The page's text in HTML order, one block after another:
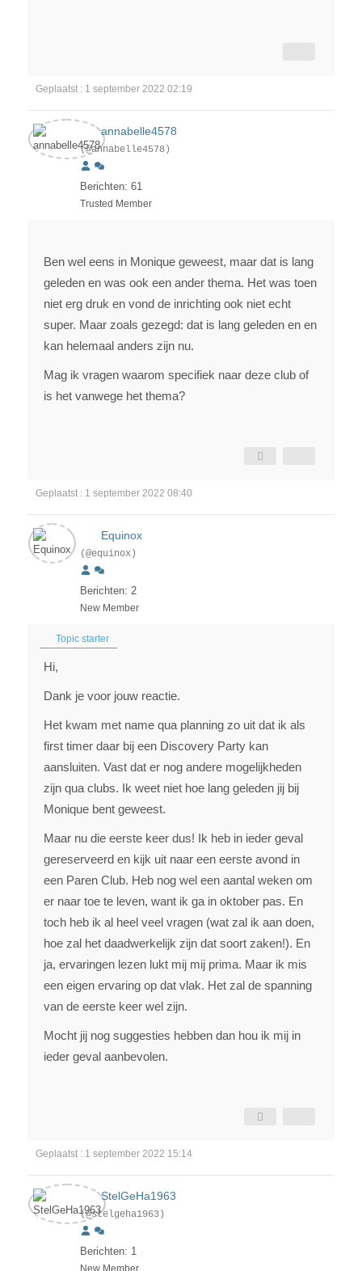
Geplaatst : 1 september 2022 02:19
annabelle4578
(@annabelle4578)
Berichten: 61
Trusted Member
Ben wel eens in Monique geweest, maar dat is lang
geleden en was ook een ander thema. Het was toen
niet erg druk en vond de inrichting ook niet echt
super. Maar zoals gezegd: dat is lang geleden en en
kan helemaal anders zijn nu.
Mag ik vragen waarom specifiek naar deze club of
is het vanwege het thema?
Geplaatst : 1 september 2022 08:40
Equinox
(@equinox)
Berichten: 2
New Member
Topic starter
Hi,
Dank je voor jouw reactie.
Het kwam met name qua planning zo uit dat ik als
first timer daar bij een Discovery Party kan
aansluiten. Vast dat er nog andere mogelijkheden
zijn qua clubs. Ik weet niet hoe lang geleden jij bij
Monique bent geweest.
Maar nu die eerste keer dus! Ik heb in ieder geval
gereserveerd en kijk uit naar een eerste avond in
een Paren Club. Heb nog wel een aantal weken om
er naar toe te leven, want ik ga in oktober pas. En
toch heb ik al heel veel vragen (wat zal ik aan doen,
hoe zal het daadwerkelijk zijn dat soort zaken!). En
ja, ervaringen lezen lukt mij mij prima. Maar ik mis
een eigen ervaring op dat vlak. Het zal de spanning
van de eerste keer wel zijn.
Mocht jij nog suggesties hebben dan hou ik mij in
ieder geval aanbevolen.
Geplaatst : 1 september 2022 15:14
StelGeHa1963
(@stelgeha1963)
Berichten: 1
New Member